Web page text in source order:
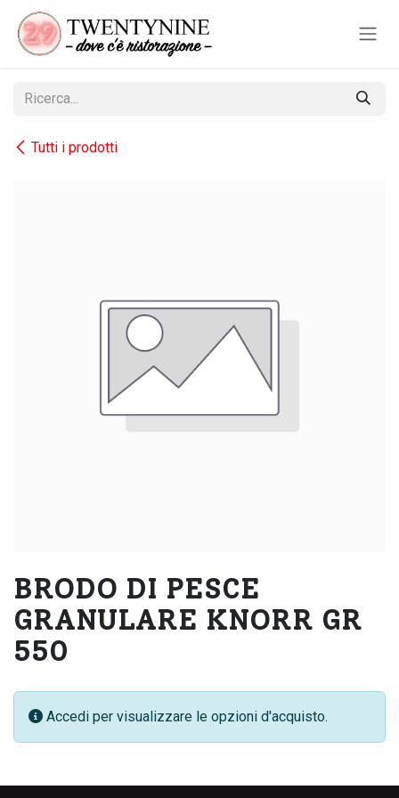
Passa al contenuto
Tutti i prodotti
BRODO DI PESCE
GRANULARE KNORR GR
550
Accedi per visualizzare le opzioni d'acquisto.